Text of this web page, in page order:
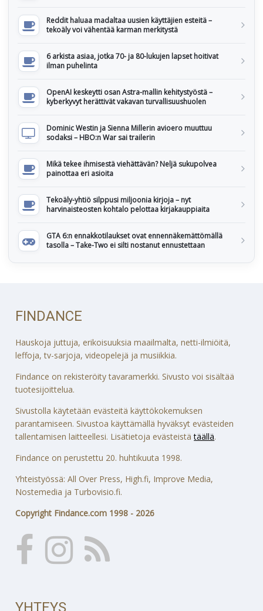
Reddit haluaa madaltaa uusien käyttäjien esteitä –
tekoäly voi vähentää karman merkitystä
6 arkista asiaa, jotka 70- ja 80-lukujen lapset hoitivat
ilman puhelinta
OpenAI keskeytti osan Astra-mallin kehitystyöstä –
kyberkyvyt herättivät vakavan turvallisuushuolen
Dominic Westin ja Sienna Millerin avioero muuttuu
sodaksi – HBO:n War sai trailerin
Mikä tekee ihmisestä viehättävän? Neljä sukupolvea
painottaa eri asioita
Tekoäly-yhtiö silppusi miljoonia kirjoja – nyt
harvinaisteosten kohtalo pelottaa kirjakauppiaita
GTA 6:n ennakkotilaukset ovat ennennäkemättömällä
tasolla – Take-Two ei silti nostanut ennustettaan
FINDANCE
Hauskoja juttuja, erikoisuuksia maailmalta, netti-ilmiöitä,
leffoja, tv-sarjoja, videopelejä ja musiikkia.
Findance on rekisteröity tavaramerkki. Sivusto voi sisältää
tuotesijoittelua.
Sivustolla käytetään evästeitä käyttökokemuksen
parantamiseen. Sivustoa käyttämällä hyväksyt evästeiden
tallentamisen laitteellesi. Lisätietoja evästeistätäällä.
Findance on perustettu 20. huhtikuuta 1998.
Yhteistyössä: All Over Press, High.fi, Improve Media,
Nostemedia ja Turbovisio.fi.
Copyright Findance.com 1998 - 2026
YHTEYS